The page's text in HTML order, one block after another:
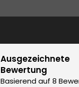
Ausgezeichnete
Bewertung
Basierend auf 8